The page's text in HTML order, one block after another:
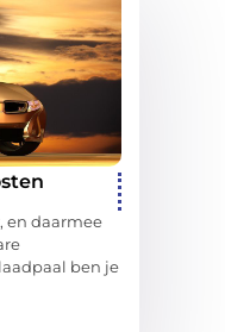
en daarmee
ben je